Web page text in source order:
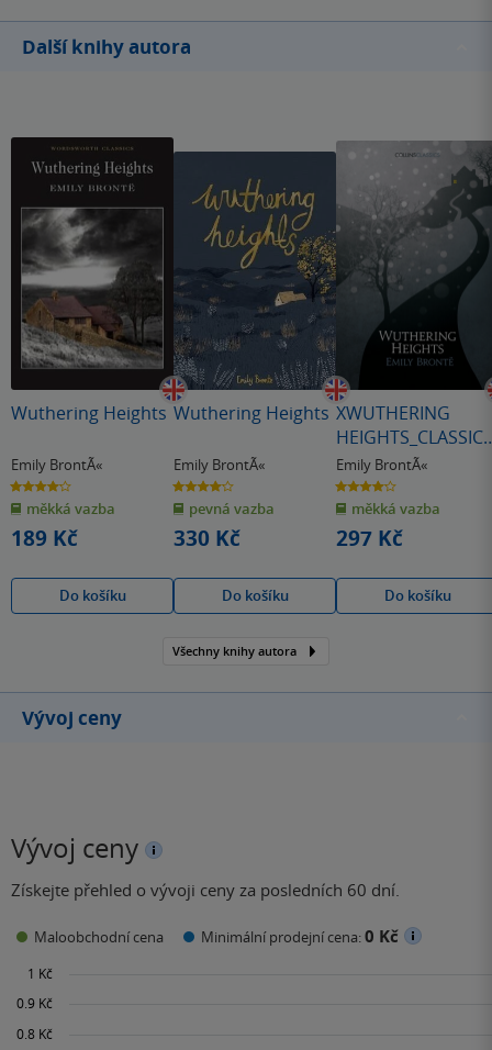
Další knihy autora
Wuthering Heights
Emily BrontÃ«
4.2
z
5
hvězdiček
měkká vazba
189 Kč
Do košíku
Wuthering Heights
Emily BrontÃ«
4.2
z
5
hvězdiček
pevná vazba
330 Kč
Do košíku
XWUTHERING
HEIGHTS_CLASSICS
PB
Emily BrontÃ«
4.2
z
5
hvězdiček
měkká vazba
297 Kč
Do košíku
Všechny knihy autora
Vývoj ceny
Vývoj ceny
Získejte přehled o vývoji ceny za posledních 60 dní.
Maloobchodní cena Minimální prodejní cena:0 Kč